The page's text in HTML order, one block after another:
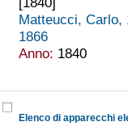
Matteucci, Carlo,
1866
Anno: 1840
Elenco di apparecchi